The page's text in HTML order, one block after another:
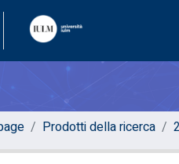
Prodotti della ricerca